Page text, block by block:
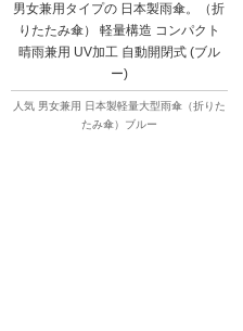
男女兼用タイプの 日本製雨傘。（折
りたたみ傘） 軽量構造 コンパクト
晴雨兼用 UV加工 自動開閉式 (ブル
ー)
人気 男女兼用 日本製軽量大型雨傘（折りた
たみ傘）ブルー